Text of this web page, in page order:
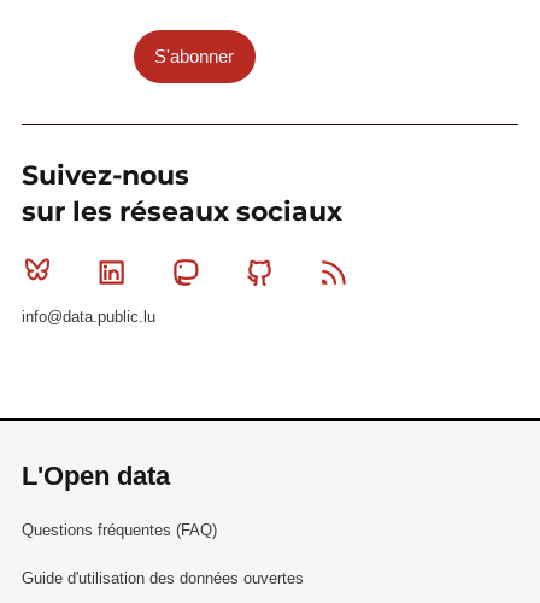
S'abonner
Suivez-nous
sur les réseaux sociaux
Bluesky Linkedin MastodonGithub
info@data.public.lu
L'Open data
Questions fréquentes (FAQ)
Guide d'utilisation des données ouvertes